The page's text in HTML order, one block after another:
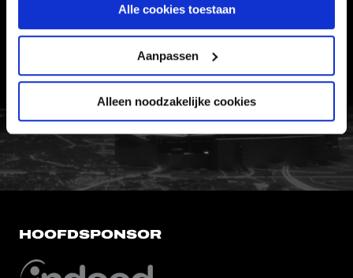
Alle cookies toestaan
Aanpassen
Alleen noodzakelijke cookies
WERKEN BIJ
FC Utrecht<br>vanuit<br>het
HOOFDSPONSOR